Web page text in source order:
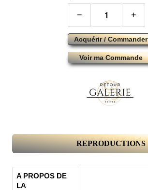
− +
Acquérir / Commander
Voir ma Commande
REPRODUCTIONS
A PROPOS DE
LA